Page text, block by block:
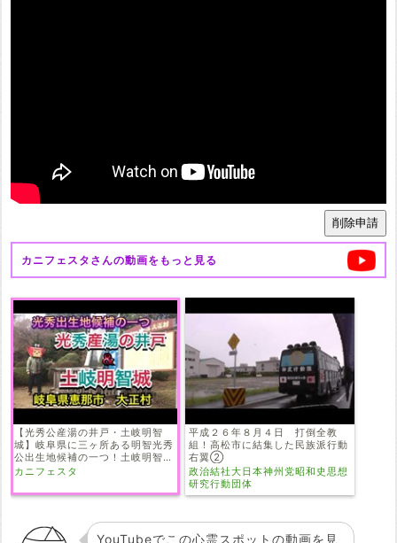
カニフェスタ さんの動画をもっと見る
【光秀公産湯の井戸・土岐明智
城】岐阜県に三ヶ所ある明智光秀
公出生地候補の一つ！土岐明智城
のご紹介
カニフェスタ
平成２６年８月４日 打倒全教
組！高松市に結集した民族派行動
右翼②
政治結社大日本神州党昭和史思想
研究行動団体
YouTubeでこの心霊スポットの動画を見